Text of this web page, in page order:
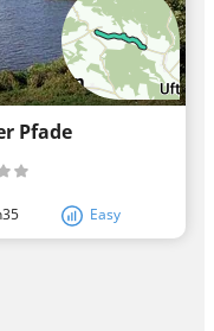
Pfade
Easy